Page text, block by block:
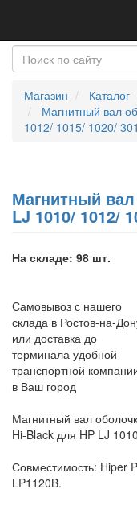
Магазин Каталог
Магнитный вал
1012/ 1015/ 1020/
Магнитный
LJ 1010/ 1012/
На складе: 98 шт.
Самовывоз с нашего
склада в Ростов-на-
или доставка до
терминала удобной
транспортной
в Ваш город
Магнитный вал
Hi-Black для HP LJ
Совместимость: Hiper
LP1120B.